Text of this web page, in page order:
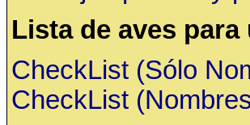
Lista de aves
CheckList (Sólo
CheckList